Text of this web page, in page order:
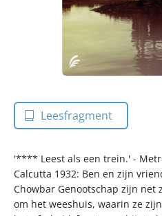
Leesfragment
'**** Leest als een trein.' -
Calcutta 1932: Ben en zijn
Chowbar Genootschap zijn net
om het weeshuis, waarin ze